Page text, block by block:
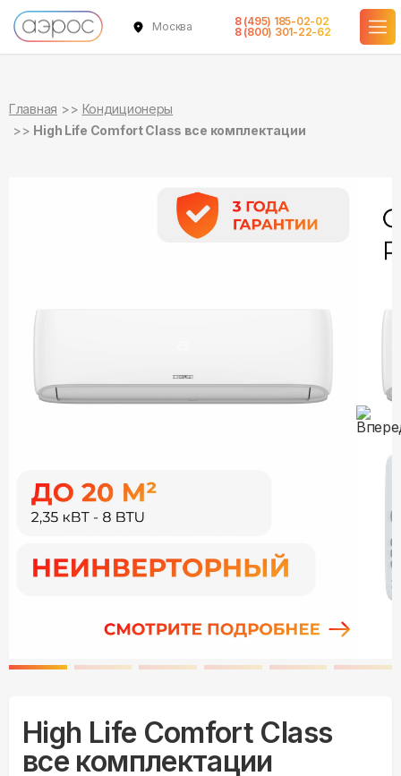
Москва
8 (495) 185-02-02
8 (800) 301-22-62
Главная
Кондиционеры
High Life Comfort Class все комплектации
High Life Comfort Class
все комплектации
в наличии
в наличии
в наличии
в наличии
в наличии